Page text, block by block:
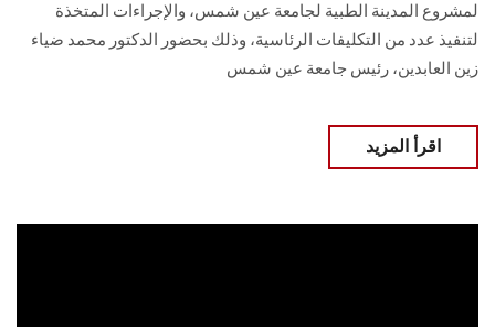
لمشروع المدينة الطبية لجامعة عين شمس، والإجراءات المتخذة
لتنفيذ عدد من التكليفات الرئاسية، وذلك بحضور الدكتور محمد ضياء
زين العابدين، رئيس جامعة عين شمس
اقرأ المزيد